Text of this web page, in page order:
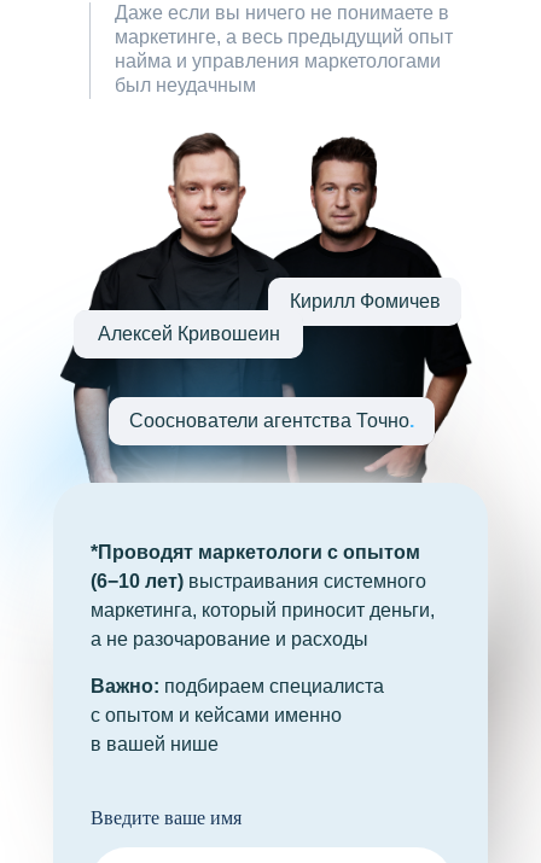
Даже если вы ничего не понимаете в
маркетинге, а весь предыдущий опыт
найма и управления маркетологами
был неудачным
Сооснователи агентства Точно.
Кирилл Фомичев
Алексей Кривошеин
Введите ваше имя
*Проводят маркетологи с опытом
(6−10 лет) выстраивания системного
маркетинга, который приносит деньги,
а не разочарование и расходы
Важно: подбираем специалиста
с опытом и кейсами именно
в вашей нише